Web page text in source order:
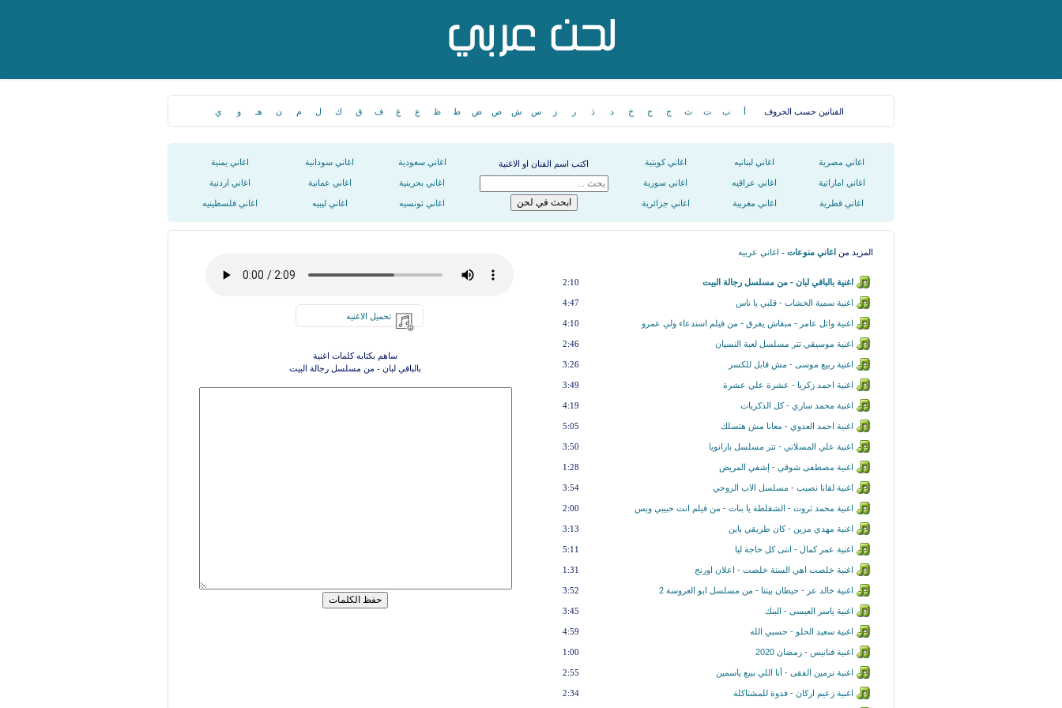
الفنانين حسب الحروف أ ب ت ث ج ح خ د ذ ر ز س ش ص ض ط ظ ع غ ف ق ك ل م ن هـ و ي
اغاني مصرية اغاني لبنانيه اغاني كويتية اكتب اسم الفنان او الاغنية اغاني سعودية اغاني سودانية اغاني يمنية
اغاني اماراتية اغاني عراقيه اغاني سورية اغاني بحرينية اغاني عمانية اغاني اردنية
اغاني قطرية اغاني مغربية اغاني جزائرية اغاني تونسيه اغاني ليبيه اغاني فلسطينيه
المزيد من اغاني منوعات - اغاني عربيه
اغنية بالباقي لبان - من مسلسل رجالة البيت 2:10
اغنية سمية الخشاب - قلبي يا ناس 4:47
اغنية وائل عامر - مبقاش يفرق - من فيلم استدعاء ولي عمرو 4:10
اغنية موسيقي تتر مسلسل لعبة النسيان 2:46
اغنية ربيع موسى - مش قابل للكسر 3:26
اغنية احمد زكريا - عشرة علي عشرة 3:49
اغنية محمد ساري - كل الذكريات 4:19
اغنية احمد العدوي - معانا مش هتسلك 5:05
اغنية علي المسلاتي - تتر مسلسل بارانويا 3:50
اغنية مصطفى شوقي - إشفي المريض 1:28
اغنية لقانا نصيب - مسلسل الاب الروحي 3:54
اغنية محمد ثروت - الشقلطة يا بنات - من فيلم انت حبيبي وبس 2:00
اغنية مهدي مزين - كان طريقي باين 3:13
اغنية عمر كمال - انتى كل حاجة ليا 5:11
اغنية خلصت اهي السنة خلصت - اعلان اورنج 1:31
اغنية خالد عز - حيطان بيتنا - من مسلسل ابو العروسة 2 3:52
اغنية ياسر العيسى - البنك 3:45
اغنية سعيد الحلو - حسبي الله 4:59
اغنية فنانيس - رمضان 2020 1:00
اغنية نرمين الفقى - أنا اللي ببيع ياسمين 2:55
اغنية زعيم اركان - فدوة للمشتاكلة 2:34
تحميل الاغنيه
ساهم بكتابه كلمات اغنية
بالباقي لبان - من مسلسل رجالة البيت